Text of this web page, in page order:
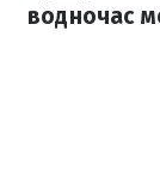
водночас